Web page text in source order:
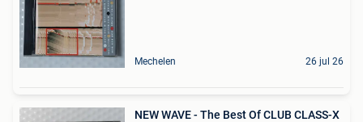
Mechelen 26 jul 26
NEW WAVE - The Best Of CLUB CLASS-X